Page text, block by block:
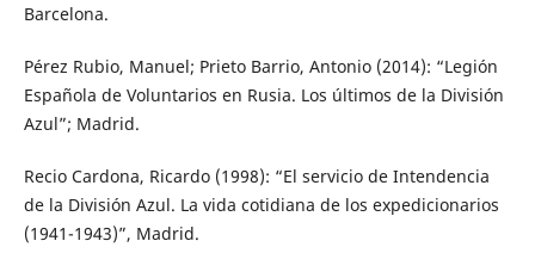
Barcelona.
Pérez Rubio, Manuel; Prieto Barrio, Antonio (2014): “Legión
Española de Voluntarios en Rusia. Los últimos de la División
Azul”; Madrid.
Recio Cardona, Ricardo (1998): “El servicio de Intendencia
de la División Azul. La vida cotidiana de los expedicionarios
(1941-1943)”, Madrid.